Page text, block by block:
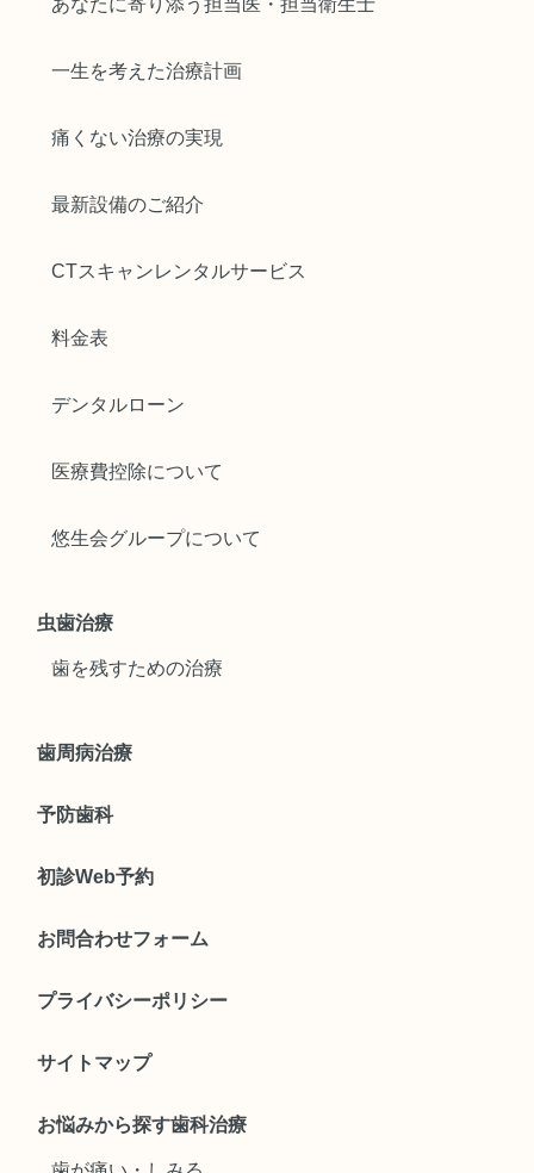
一生を考えた治療計画
痛くない治療の実現
最新設備のご紹介
CTスキャンレンタルサービス
料金表
デンタルローン
医療費控除について
悠生会グループについて
虫歯治療
歯を残すための治療
歯周病治療
予防歯科
初診Web予約
お問合わせフォーム
プライバシーポリシー
サイトマップ
お悩みから探す歯科治療